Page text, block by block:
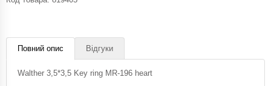
Повний опис Відгуки
Walther 3,5*3,5 Key ring MR-196 heart